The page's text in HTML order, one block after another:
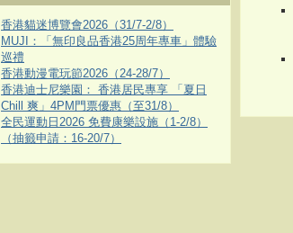
香港貓迷博覽會2026（31/7-2/8）
MUJI：「無印良品香港25周年專車」體驗
巡禮
香港動漫電玩節2026（24-28/7）
香港迪士尼樂園： 香港居民專享 「夏日
Chill 爽」4PM門票優惠（至31/8）
全民運動日2026 免費康樂設施（1-2/8）
（抽籤申請：16-20/7）